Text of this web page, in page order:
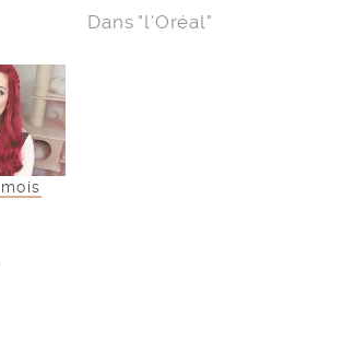
Dans "l'Oréal"